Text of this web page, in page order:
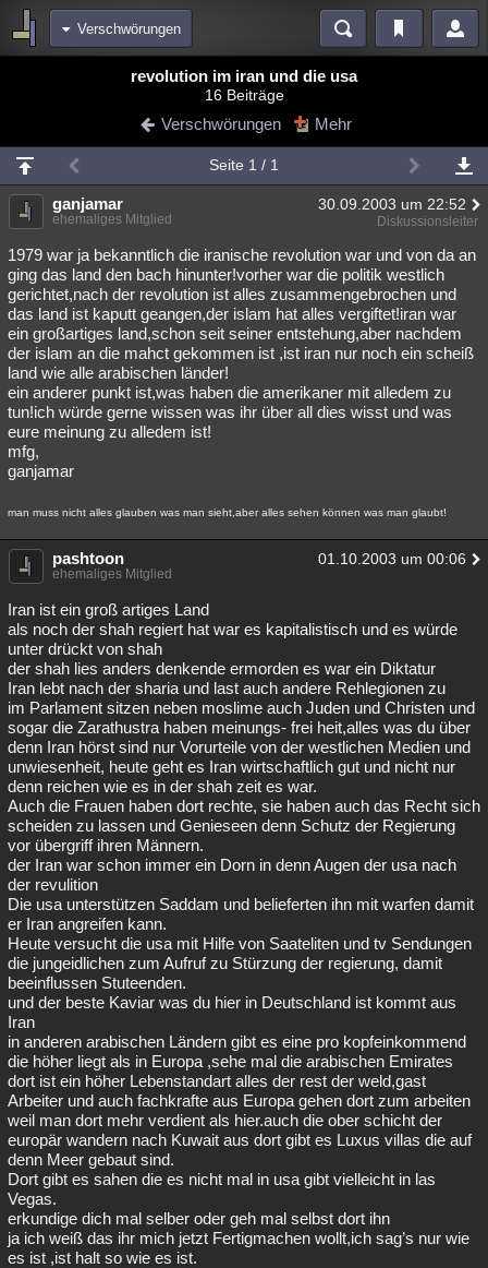
Verschwörungen
Blogs
Chat Wiki Neuigkeiten
meine Rubriken
Menschen Wissenschaft Mystery Kriminalfälle
Spiritualität Verschwörungen Technologie Ufologie
Natur Umfragen Unterhaltung
weitere Rubriken
Philosophie Träume Orte Esoterik Literatur
Astronomie Helpdesk Gruppen Gaming Filme
Musik Clash
Übersichten
Besucht Teilgenommen Alle Neue Geschlossen
Lesenswert
revolution im iran und die usa
16 Beiträge
Verschwörungen Mehr
Seite 1 / 1
ganjamar 30.09.2003 um 22:52
ehemaliges Mitglied Diskussionsleiter
1979 war ja bekanntlich die iranische revolution war und von da an
ging das land den bach hinunter!vorher war die politik westlich
gerichtet,nach der revolution ist alles zusammengebrochen und
das land ist kaputt geangen,der islam hat alles vergiftet!iran war
ein großartiges land,schon seit seiner entstehung,aber nachdem
der islam an die mahct gekommen ist ,ist iran nur noch ein scheiß
land wie alle arabischen länder!
ein anderer punkt ist,was haben die amerikaner mit alledem zu
tun!ich würde gerne wissen was ihr über all dies wisst und was
eure meinung zu alledem ist!
mfg,
ganjamar
man muss nicht alles glauben was man sieht,aber alles sehen können was man glaubt!
pashtoon 01.10.2003 um 00:06
ehemaliges Mitglied
Iran ist ein groß artiges Land
als noch der shah regiert hat war es kapitalistisch und es würde
unter drückt von shah
der shah lies anders denkende ermorden es war ein Diktatur
Iran lebt nach der sharia und last auch andere Rehlegionen zu
im Parlament sitzen neben moslime auch Juden und Christen und
sogar die Zarathustra haben meinungs- frei heit,alles was du über
denn Iran hörst sind nur Vorurteile von der westlichen Medien und
unwiesenheit, heute geht es Iran wirtschaftlich gut und nicht nur
denn reichen wie es in der shah zeit es war.
Auch die Frauen haben dort rechte, sie haben auch das Recht sich
scheiden zu lassen und Genieseen denn Schutz der Regierung
vor übergriff ihren Männern.
der Iran war schon immer ein Dorn in denn Augen der usa nach
der revulition
Die usa unterstützen Saddam und belieferten ihn mit warfen damit
er Iran angreifen kann.
Heute versucht die usa mit Hilfe von Saateliten und tv Sendungen
die jungeidlichen zum Aufruf zu Stürzung der regierung, damit
beeinflussen Stuteenden.
und der beste Kaviar was du hier in Deutschland ist kommt aus
Iran
in anderen arabischen Ländern gibt es eine pro kopfeinkommend
die höher liegt als in Europa ,sehe mal die arabischen Emirates
dort ist ein höher Lebenstandart alles der rest der weld,gast
Arbeiter und auch fachkrafte aus Europa gehen dort zum arbeiten
weil man dort mehr verdient als hier.auch die ober schicht der
europär wandern nach Kuwait aus dort gibt es Luxus villas die auf
denn Meer gebaut sind.
Dort gibt es sahen die es nicht mal in usa gibt vielleicht in las
Vegas.
erkundige dich mal selber oder geh mal selbst dort ihn
ja ich weiß das ihr mich jetzt Fertigmachen wollt,ich sag’s nur wie
es ist ,ist halt so wie es ist.